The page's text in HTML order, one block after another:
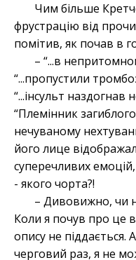
Чим більше
фрустрацію від
помітив, як почав в
– “...в
“...пропустили
“...інсульт наздогнав
“Племінник
нечуваному
його лице
суперечливих
- якого чорта?!
– Дивовижно, чи
Коли я почув про це
опису не
черговий раз, я не